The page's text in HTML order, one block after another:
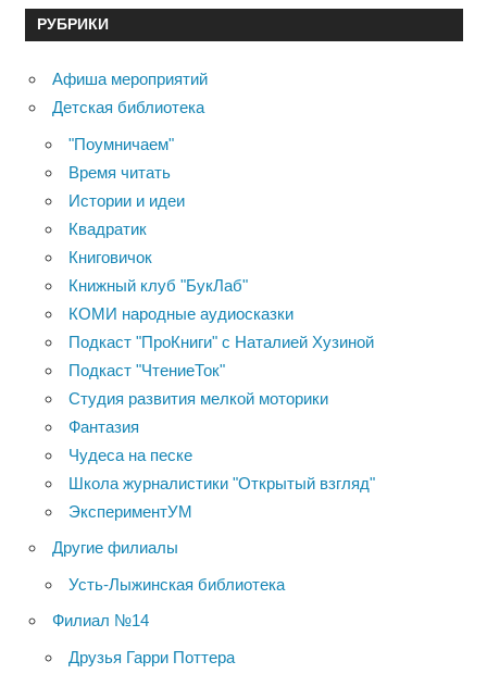
РУБРИКИ
Афиша мероприятий
Детская библиотека
"Поумничаем"
Время читать
Истории и идеи
Квадратик
Книговичок
Книжный клуб "БукЛаб"
КОМИ народные аудиосказки
Подкаст "ПроКниги" с Наталией Хузиной
Подкаст "ЧтениеТок"
Студия развития мелкой моторики
Фантазия
Чудеса на песке
Школа журналистики "Открытый взгляд"
ЭкспериментУМ
Другие филиалы
Усть-Лыжинская библиотека
Филиал №14
Друзья Гарри Поттера